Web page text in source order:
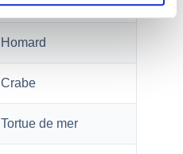
Homard
Crabe
Tortue de mer